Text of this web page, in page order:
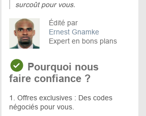
surcoût pour vous.
Édité par
Ernest Gnamke
Expert en bons plans
Pourquoi nous
faire confiance ?
1. Offres exclusives : Des codes
négociés pour vous.